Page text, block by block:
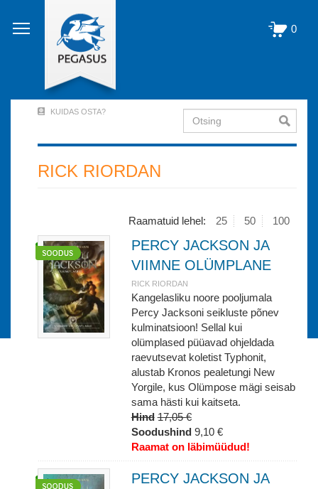
edasi
põhisisu
0
Account
Menu
KUIDAS OSTA? Otsing
RICK RIORDAN
Raamatuid lehel: 25 50 100
PERCY JACKSON JA
VIIMNE OLÜMPLANE
RICK RIORDAN
Kangelasliku noore pooljumala
Percy Jacksoni seikluste põnev
kulminatsioon! Sellal kui
olümplased püüavad ohjeldada
raevutsevat koletist Typhonit,
alustab Kronos pealetungi New
Yorgile, kus Olümpose mägi seisab
sama hästi kui kaitseta.
Hind 17,05 €
Soodushind 9,10 €
Raamat on läbimüüdud!
PERCY JACKSON JA